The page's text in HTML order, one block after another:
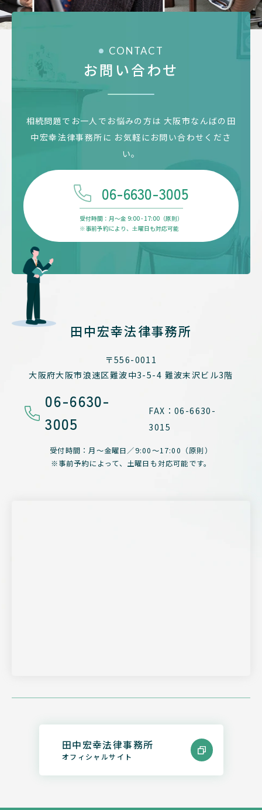
CONTACT
お問い合わせ
相続問題でお一人でお悩みの方は 大阪市なんばの田
中宏幸法律事務所に お気軽にお問い合わせくださ
い。
06-6630-3005
受付時間：月〜金 9:00 - 17:00（原則）
※事前予約により、土曜日も対応可能
田中宏幸法律事務所
〒556-0011
大阪府大阪市浪速区難波中3-5-4 難波末沢ビル3階
06-6630-
3005
FAX：06-6630-
3015
受付時間：月～金曜日／9:00～17:00（原則）
※事前予約によって、 土曜日も対応可能です。
田中宏幸法律事務所
オフィシャルサイト